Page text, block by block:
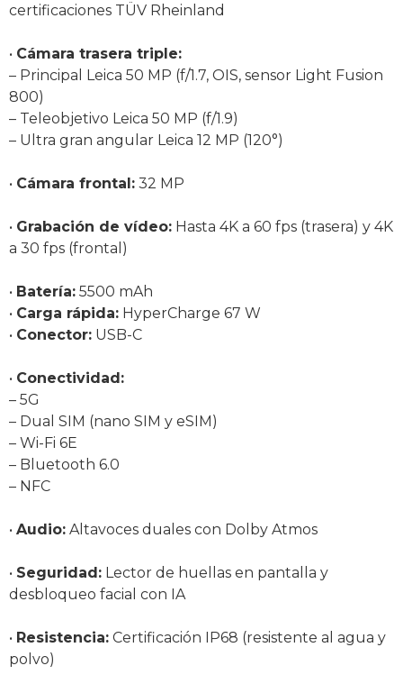
certificaciones TÜV Rheinland
• Cámara trasera triple:
– Principal Leica 50 MP (f/1.7, OIS, sensor Light Fusion
800)
– Teleobjetivo Leica 50 MP (f/1.9)
– Ultra gran angular Leica 12 MP (120°)
• Cámara frontal: 32 MP
• Grabación de vídeo: Hasta 4K a 60 fps (trasera) y 4K
a 30 fps (frontal)
• Batería: 5500 mAh
• Carga rápida: HyperCharge 67 W
• Conector: USB-C
• Conectividad:
– 5G
– Dual SIM (nano SIM y eSIM)
– Wi-Fi 6E
– Bluetooth 6.0
– NFC
• Audio: Altavoces duales con Dolby Atmos
• Seguridad: Lector de huellas en pantalla y
desbloqueo facial con IA
• Resistencia: Certificación IP68 (resistente al agua y
polvo)